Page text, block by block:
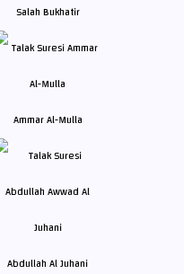
Salah Bukhatir
Ammar Al-Mulla
Abdullah Al Juhani